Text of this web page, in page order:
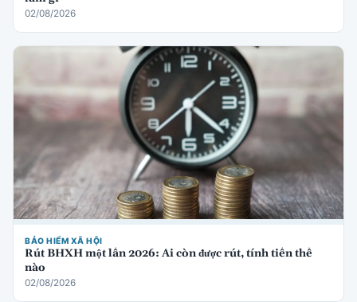
02/08/2026
BẢO HIỂM XÃ HỘI
Rút BHXH một lần 2026: Ai còn được rút, tính tiền thế
nào
02/08/2026